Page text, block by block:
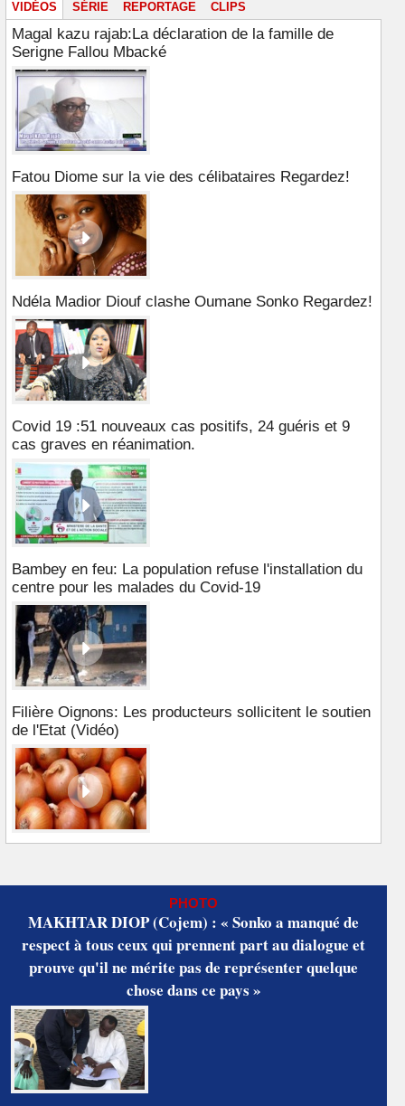
VIDÉOS SÉRIE REPORTAGE CLIPS
Magal kazu rajab:La déclaration de la famille de
Serigne Fallou Mbacké
Fatou Diome sur la vie des célibataires Regardez!
Ndéla Madior Diouf clashe Oumane Sonko Regardez!
Covid 19 :51 nouveaux cas positifs, 24 guéris et 9
cas graves en réanimation.
Bambey en feu: La population refuse l'installation du
centre pour les malades du Covid-19
Filière Oignons: Les producteurs sollicitent le soutien
de l'Etat (Vidéo)
PHOTO
MAKHTAR DIOP (Cojem) : « Sonko a manqué de
respect à tous ceux qui prennent part au dialogue et
prouve qu'il ne mérite pas de représenter quelque
chose dans ce pays »